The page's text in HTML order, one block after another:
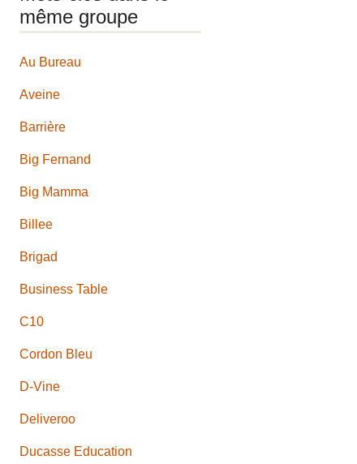
même groupe
Au Bureau
Aveine
Barrière
Big Fernand
Big Mamma
Billee
Brigad
Business Table
C10
Cordon Bleu
D-Vine
Deliveroo
Ducasse Education